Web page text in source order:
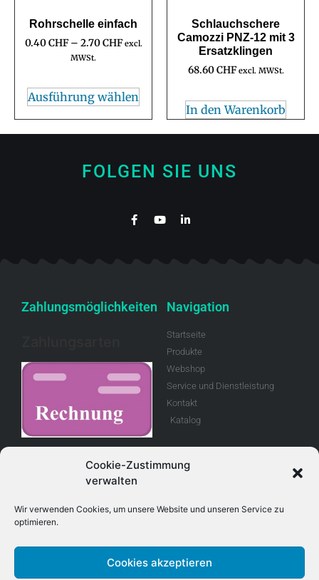
Cookie-Zustimmung
verwalten
Wir verwenden Cookies, um unsere Website und unseren Service zu
optimieren.
Cookies akzeptieren
Rohrschelle einfach
0.40CHF – 2.70CHF excl.
MWSt.
Ausführung wählen
Schlauchschere
Camozzi PNZ-12 mit 3
Ersatzklingen
68.60CHF excl. MWSt.
In den Warenkorb
FOLGEN SIE UNS
Zahlungsmöglichkeiten
Geschäftsbedingungen
Retouren
Navigation
Startseite
Produkte
Webshop
Service und Dienstleistung
Kontakt
Katalog